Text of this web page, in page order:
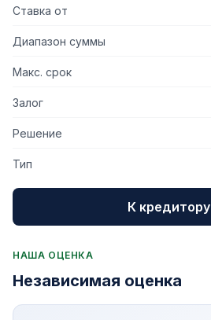
Ставка от
Диапазон суммы
Макс. срок
Залог
Решение
Тип
К кредитору
НАША ОЦЕНКА
Независимая оценка